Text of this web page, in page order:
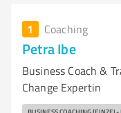
1 Coaching
Petra Ibe
Business Coach &
Change Expertin